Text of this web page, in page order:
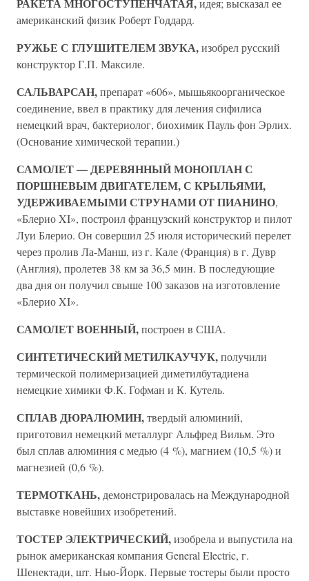
идея; высказал ее
американский физик Роберт Годдард.
РУЖЬЕ С ГЛУШИТЕЛЕМ ЗВУКА,изобрел русский
конструктор Г.П. Максиле.
САЛЬВАРСАН,препарат «606», мышьякоорганическое
соединение, ввел в практику для лечения сифилиса
немецкий врач, бактериолог, биохимик Пауль фон Эрлих.
(Основание химической терапии.)
САМОЛЕТ — ДЕРЕВЯННЫЙ МОНОПЛАН С
ПОРШНЕВЫМ ДВИГАТЕЛЕМ, С КРЫЛЬЯМИ,
УДЕРЖИВАЕМЫМИ СТРУНАМИ ОТ ПИАНИНО,
«Блерио XI», построил французский конструктор и пилот
Луи Блерио. Он совершил 25 июля исторический перелет
через пролив Ла-Манш, из г. Кале (Франция) в г. Дувр
(Англия), пролетев 38 км за 36,5 мин. В последующие
два дня он получил свыше 100 заказов на изготовление
«Блерио XI».
САМОЛЕТ ВОЕННЫЙ,построен в США.
СИНТЕТИЧЕСКИЙ МЕТИЛКАУЧУК,получили
термической полимеризацией диметилбутадиена
немецкие химики Ф.К. Гофман и К. Кутель.
СПЛАВ ДЮРАЛЮМИН,твердый алюминий,
приготовил немецкий металлург Альфред Вильм. Это
был сплав алюминия с медью (4 %), магнием (10,5 %) и
магнезией (0,6 %).
ТЕРМОТКАНЬ, демонстрировалась на Международной
выставке новейших изобретений.
ТОСТЕР ЭЛЕКТРИЧЕСКИЙ,изобрела и выпустила на
рынок американская компания General Electric, г.
Шенектади, шт. Нью-Йорк. Первые тостеры были просто